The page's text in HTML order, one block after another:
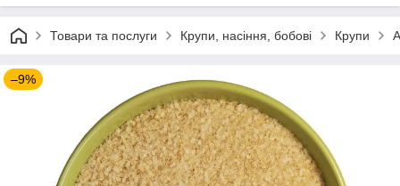
Товари та послуги Крупи, насіння, бобові Крупи
–9%